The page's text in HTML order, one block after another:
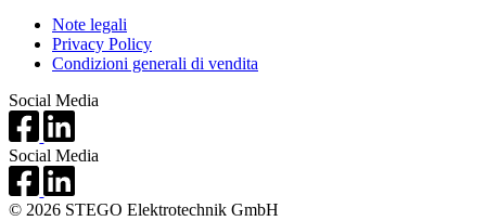
Note legali
Privacy Policy
Condizioni generali di vendita
Social Media
Social Media
© 2026 STEGO Elektrotechnik GmbH